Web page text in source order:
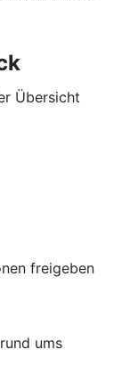
Übersicht
freigeben
ums